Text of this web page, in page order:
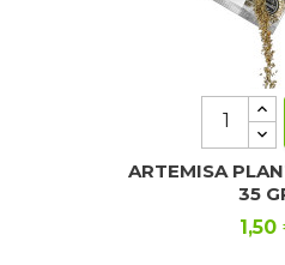
ARTEMISA
35
1,50